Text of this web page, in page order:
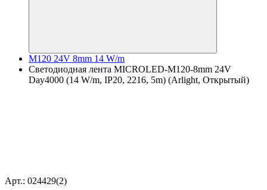
M120 24V 8mm 14 W/m
Светодиодная лента MICROLED-M120-8mm 24V
Day4000 (14 W/m, IP20, 2216, 5m) (Arlight, Открытый)
Арт.: 024429(2)